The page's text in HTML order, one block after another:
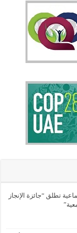
تطلق “جائزة الإنجاز